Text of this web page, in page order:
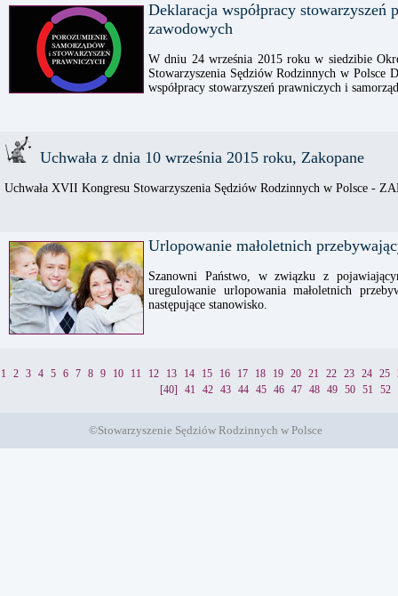
Deklaracja współpracy stowarzyszeń
zawodowych
W dniu 24 września 2015 roku w siedzibie
Stowarzyszenia Sędziów Rodzinnych w Polsce
współpracy stowarzyszeń prawniczych i
Uchwała z dnia 10 września 2015 roku, Zakopane
Uchwała XVII Kongresu Stowarzyszenia Sędziów Rodzinnych w Polsce -
Urlopowanie małoletnich
Szanowni Państwo, w związku z
uregulowanie urlopowania małoletnich
następujące stanowisko.
1 2 3 4 5 6 7 8 9 10 11 12 13 14 15 16 17 18 19 20 21 22 23 24 25
[40]
41 42 43 44 45 46 47 48 49 50 51 52
©Stowarzyszenie Sędziów Rodzinnych w Polsce